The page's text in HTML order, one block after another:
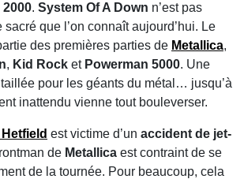
2000. System Of A Down n’est pas
que l’on connaît aujourd’hui. Le
des premières parties de Metallica,
, Kid Rock et Powerman 5000. Une
pour les géants du métal… jusqu’à
inattendu vienne tout bouleverser.
est victime d’un accident de jet-
de Metallica est contraint de se
de la tournée. Pour beaucoup, cela